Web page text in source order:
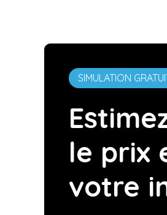
SIMULATION
le prix
votre